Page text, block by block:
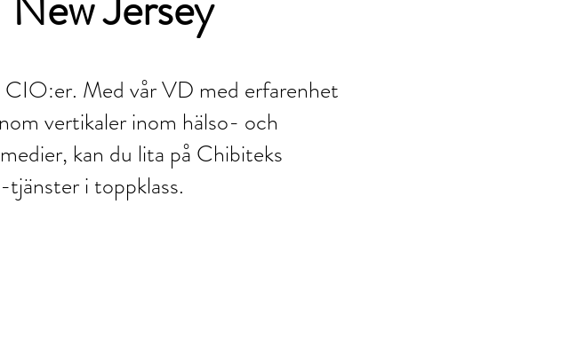
Med vår VD med erfarenhet
vertikaler inom hälso- och
kan du lita på Chibiteks
i toppklass.